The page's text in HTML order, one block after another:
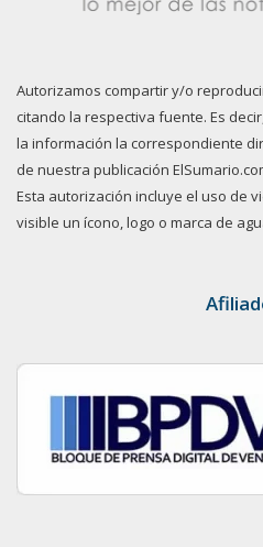
Autorizamos compartir y/o
citando la respectiva fuente. Es
la información la correspondiente
de nuestra publicación
Esta autorización incluye el uso de
visible un ícono, logo o marca de